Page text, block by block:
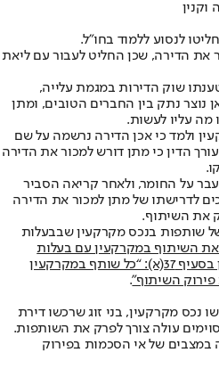
וקנין
לנסוע ללמוד בחו”ל.
את הדירה, שכן החליט לעבור עם ליאת
שוק הדירות במגמת עלייה,
נוצר נתק בין החברים הטובים, ומתן
מה עליו לעשות.
ולמד כי אכן הדירה נרשמה על שם
הדין כי מתן דורש למכור את הדירה
על החומר, ולאחר קריאה הסביר
לדרישתו של מתן למכור את הדירה
את השיתוף.
שותפות בנכס מקרקעין שבבעלות
השיתוף במקרקעין עם בעלות
משתפת מעוגנת בחוק המקרקעין בסעיף 37(א): “כל שותף במקרקעין
השיתוף”.
נכס מקרקעין, בני זוג שרכשו דירת
עולה צורך לפרק את השותפות.
במצבים של אי הסכמות בפירוק